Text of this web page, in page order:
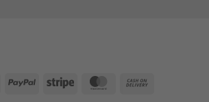
Visa PayPal Stripe MasterCard